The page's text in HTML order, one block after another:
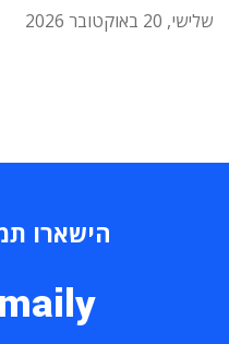
שלישי, 20 באוקטובר 2026
הישארו
maily